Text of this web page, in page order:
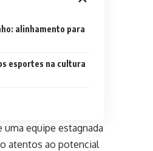
alinhamento para
esportes na cultura
equipe estagnada
atentos ao potencial